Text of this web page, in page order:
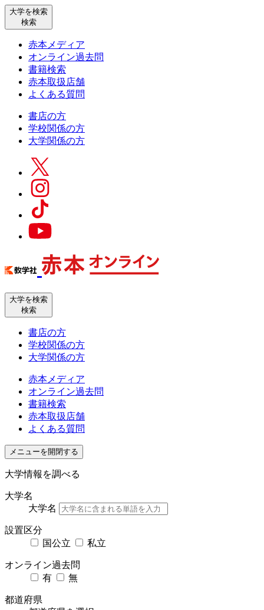
大学を検索
検索
赤本メディア
オンライン過去問
書籍検索
赤本取扱店舗
よくある質問
書店の方
学校関係の方
大学関係の方
大学を検索
検索
書店の方
学校関係の方
大学関係の方
赤本メディア
オンライン過去問
書籍検索
赤本取扱店舗
よくある質問
メニューを開閉する
大学情報を調べる
大学名
大学名
設置区分
国公立
私立
オンライン過去問
有
無
都道府県